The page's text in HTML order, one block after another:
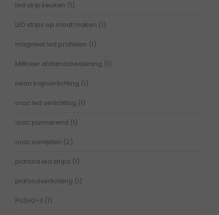
led strip keuken (1)
LED strips op maat maken (1)
magneet led profielen (1)
MiBoxer afstandsbediening (1)
neon trapverlichting (1)
orac led verlichting (1)
orac purmerend (1)
orac sierlijsten (2)
plafond led strips (1)
plafondverlichting (1)
PUSH2-3 (1)